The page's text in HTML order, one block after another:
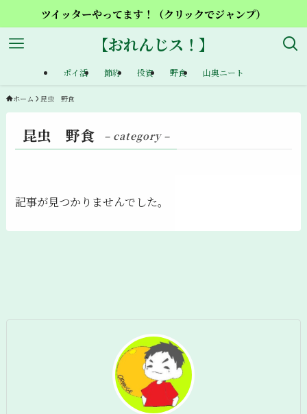
ツイッターやってます！（クリックでジャンプ）
【おれんじス！】
ポイ活 節約 投資 野食 山奥ニート
ホーム 昆虫 野食
昆虫 野食 – category –
記事が見つかりませんでした。